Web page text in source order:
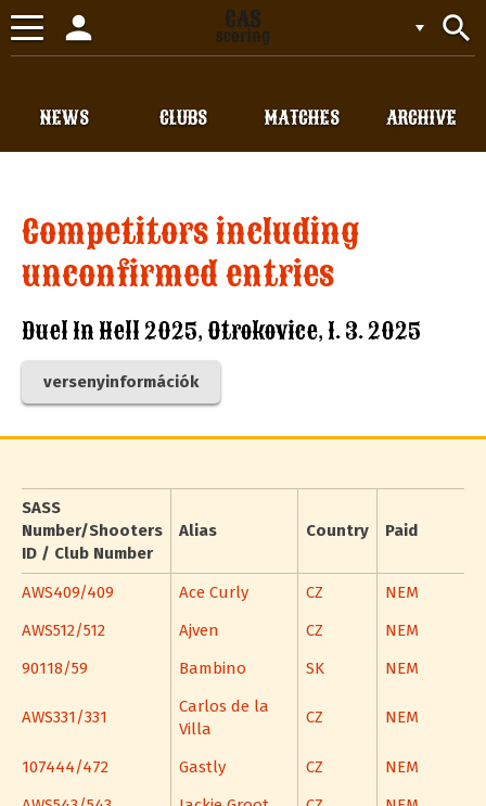
Toggle
navigation
search
person
CLUBS
NEWS MATCHES ARCHIVE
Competitors including
unconfirmed entries
Duel In Hell 2025, Otrokovice, 1. 3. 2025
versenyinformációk
SASS
Number/Shooters
ID / Club Number
Alias Country Paid
AWS409/409 Ace Curly CZ
NEM
AWS512/512
Ajven CZ
NEM
90118/59
Bambino SK NEM
AWS331/331
Carlos de la
Villa
CZ NEM
107444/472 Gastly CZ
NEM